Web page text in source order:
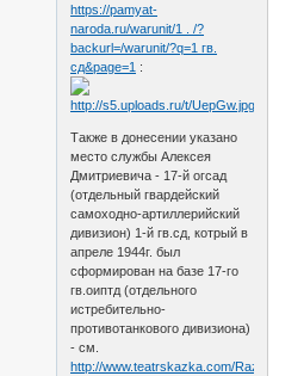
https://pamyat-
naroda.ru/warunit/1 . /?
backurl=/warunit/?q=1 гв.
сд&page=1 :
Также в донесении указано
место службы Алексея
Дмитриевича - 17-й огсад
(отдельный гвардейский
самоходно-артиллерийский
дивизион) 1-й гв.сд, котрый в
апреле 1944г. был
сформирован на базе 17-го
гв.оиптд (отдельного
истребительно-
противотанкового дивизиона)
- см.
http://www.teatrskazka.com/Raznoe/